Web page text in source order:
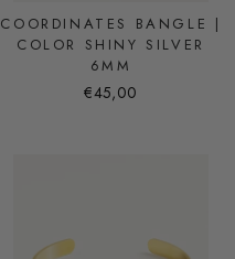
COORDINATES BANGLE |
COLOR SHINY SILVER
6MM
€45,00